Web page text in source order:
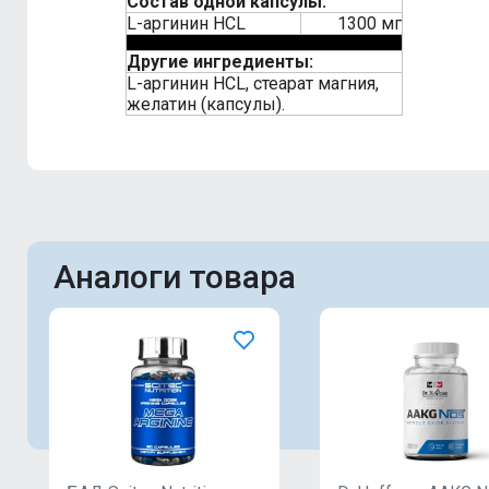
L-аргинин HCL
1300 мг
Другие ингредиенты:
L-аргинин HCL, стеарат магния,
желатин (капсулы).
Аналоги товара